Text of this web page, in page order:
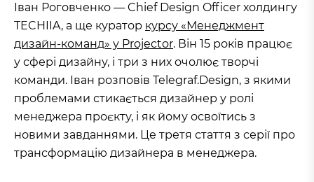
Іван Роговченко — Chief Design Officer холдингу
TECHIIA, а ще куратор курсу «Менеджмент
дизайн-команд» у Projector. Він 15 років працює
у сфері дизайну, і три з них очолює творчі
команди. Іван розповів Telegraf.Design, з якими
проблемами стикається дизайнер у ролі
менеджера проєкту, і як йому освоїтись з
новими завданнями. Це третя стаття з серії про
трансформацію дизайнера в менеджера.